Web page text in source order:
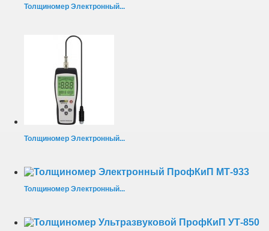
Толщиномер Электронный...
Толщиномер Электронный...
Толщиномер Электронный...